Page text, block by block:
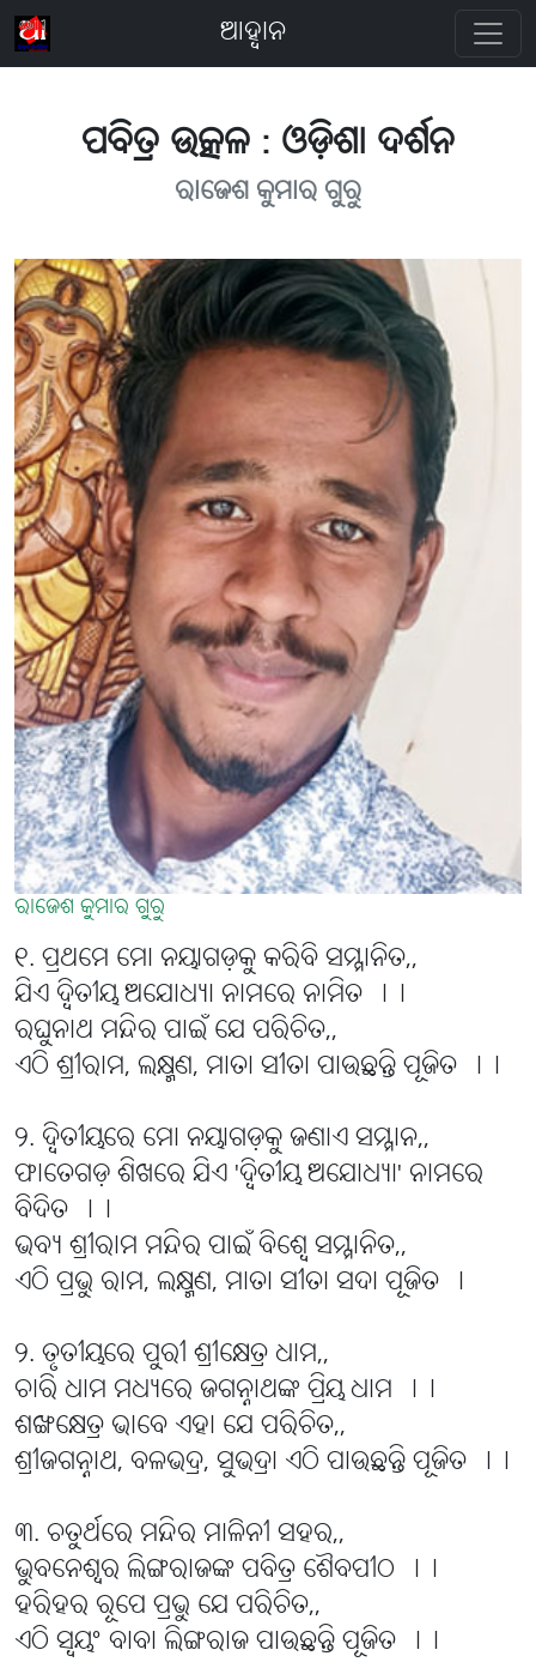
ଆହ୍ବାନ
ପବିତ୍ର ଉତ୍କଳ : ଓଡ଼ିଶା ଦର୍ଶନ
ରାଜେଶ କୁମାର ଗୁରୁ
ରାଜେଶ କୁମାର ଗୁରୁ
୧. ପ୍ରଥମେ ମୋ ନୟାଗଡ଼କୁ କରିବି ସମ୍ମାନିତ,,
ଯିଏ ଦ୍ବିତୀୟ ଅଯୋଧ୍ୟା ନାମରେ ନାମିତ ।।
ରଘୁନାଥ ମନ୍ଦିର ପାଇଁ ଯେ ପରିଚିତ,,
ଏଠି ଶ୍ରୀରାମ, ଲକ୍ଷ୍ମଣ, ମାତା ସୀତା ପାଉଛନ୍ତି ପୂଜିତ ।।
୨. ଦ୍ବିତୀୟରେ ମୋ ନୟାଗଡ଼କୁ ଜଣାଏ ସମ୍ମାନ,,
ଫାତେଗଡ଼ ଶିଖରେ ଯିଏ 'ଦ୍ବିତୀୟ ଅଯୋଧ୍ୟା' ନାମରେ
ବିଦିତ ।।
ଭବ୍ୟ ଶ୍ରୀରାମ ମନ୍ଦିର ପାଇଁ ବିଶ୍ବେ ସମ୍ମାନିତ,,
ଏଠି ପ୍ରଭୁ ରାମ, ଲକ୍ଷ୍ମଣ, ମାତା ସୀତା ସଦା ପୂଜିତ ।
୨. ତୃତୀୟରେ ପୁରୀ ଶ୍ରୀକ୍ଷେତ୍ର ଧାମ,,
ଚାରି ଧାମ ମଧ୍ୟରେ ଜଗନ୍ନାଥଙ୍କ ପ୍ରିୟ ଧାମ ।।
ଶଙ୍ଖକ୍ଷେତ୍ର ଭାବେ ଏହା ଯେ ପରିଚିତ,,
ଶ୍ରୀଜଗନ୍ନାଥ, ବଳଭଦ୍ର, ସୁଭଦ୍ରା ଏଠି ପାଉଛନ୍ତି ପୂଜିତ ।।
୩. ଚତୁର୍ଥରେ ମନ୍ଦିର ମାଳିନୀ ସହର,,
ଭୁବନେଶ୍ୱର ଲିଙ୍ଗରାଜଙ୍କ ପବିତ୍ର ଶୈବପୀଠ ।।
ହରିହର ରୂପେ ପ୍ରଭୁ ଯେ ପରିଚିତ,,
ଏଠି ସ୍ବୟଂ ବାବା ଲିଙ୍ଗରାଜ ପାଉଛନ୍ତି ପୂଜିତ ।।